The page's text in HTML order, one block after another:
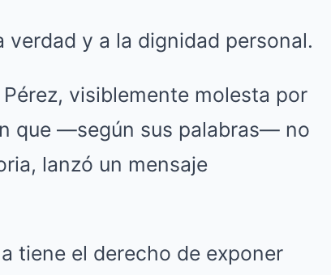
verdad y a la dignidad personal.
visiblemente molesta por
que —según sus palabras— no
lanzó un mensaje
tiene el derecho de exponer